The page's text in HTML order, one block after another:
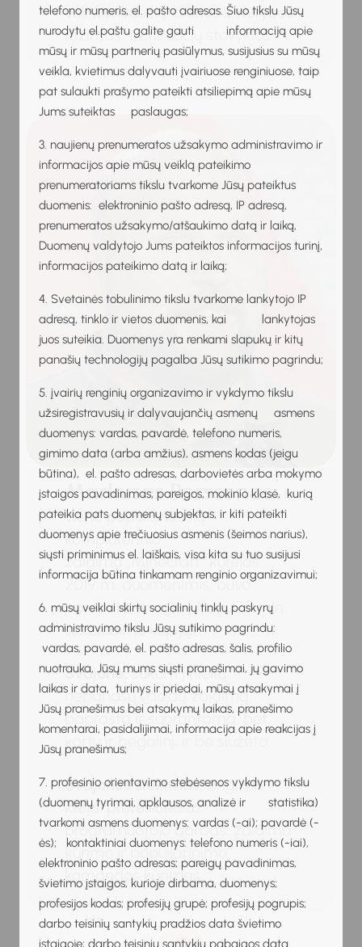
telefono numeris, el. pašto adresas. Šiuo tikslu Jūsų
nurodytu el.paštu galite gauti informaciją apie
mūsų ir mūsų partnerių pasiūlymus, susijusius su mūsų
veikla, kvietimus dalyvauti įvairiuose renginiuose, taip
pat sulaukti prašymo pateikti atsiliepimą apie mūsų
Jums suteiktas paslaugas;
3. naujienų prenumeratos užsakymo administravimo ir
informacijos apie mūsų veiklą pateikimo
prenumeratoriams tikslu tvarkome Jūsų pateiktus
duomenis: elektroninio pašto adresą, IP adresą,
prenumeratos užsakymo/atšaukimo datą ir laiką,
Duomenų valdytojo Jums pateiktos informacijos turinį,
informacijos pateikimo datą ir laiką;
4. Svetainės tobulinimo tikslu tvarkome lankytojo IP
adresą, tinklo ir vietos duomenis, kai lankytojas
juos suteikia. Duomenys yra renkami slapukų ir kitų
panašių technologijų pagalba Jūsų sutikimo pagrindu;
5. įvairių renginių organizavimo ir vykdymo tikslu
užsiregistravusių ir dalyvaujančių asmenų asmens
duomenys: vardas, pavardė, telefono numeris,
gimimo data (arba amžius), asmens kodas (jeigu
būtina), el. pašto adresas, darbovietės arba mokymo
įstaigos pavadinimas, pareigos, mokinio klasė, kurią
pateikia pats duomenų subjektas, ir kiti pateikti
duomenys apie trečiuosius asmenis (šeimos narius),
siųsti priminimus el. laiškais, visa kita su tuo susijusi
informacija būtina tinkamam renginio organizavimui;
6. mūsų veiklai skirtų socialinių tinklų paskyrų
administravimo tikslu Jūsų sutikimo pagrindu:
vardas, pavardė, el. pašto adresas, šalis, profilio
nuotrauka, Jūsų mums siųsti pranešimai, jų gavimo
laikas ir data, turinys ir priedai, mūsų atsakymai į
Jūsų pranešimus bei atsakymų laikas, pranešimo
komentarai, pasidalijimai, informacija apie reakcijas į
Jūsų pranešimus;
7. profesinio orientavimo stebėsenos vykdymo tikslu
(duomenų tyrimai, apklausos, analizė ir statistika)
tvarkomi asmens duomenys: vardas (-ai); pavardė (-
ės); kontaktiniai duomenys: telefono numeris (-iai),
elektroninio pašto adresas; pareigų pavadinimas,
švietimo įstaigos, kurioje dirbama, duomenys;
profesijos kodas; profesijų grupė; profesijų pogrupis;
darbo teisinių santykių pradžios data švietimo
įstaigoje; darbo teisinių santykių pabaigos data
val. treniruočių, dienos ir mitybos
režimas, treniruočių stovyklos.
Markusas Perssonas–
vieno populiariausių
kompiuterinio
žaidimo „Minecraft“ kūrėjas.
2019 m. duomenimis, buvo
parduota daugiau kaip 175 mln.
šio žaidimo kopijų.
Svajonė:sukurti į nieką
nepanašų vaizdo žaidimą,
paprastą ir suprantamą, bet
kartu ir begalinį, ir be siužeto.
Svajonės siekimas:originali
idėja, profesionalus
programuotojo darbas, žaidimo
kūrimo ir populiarinimo
komandos kūrimas.